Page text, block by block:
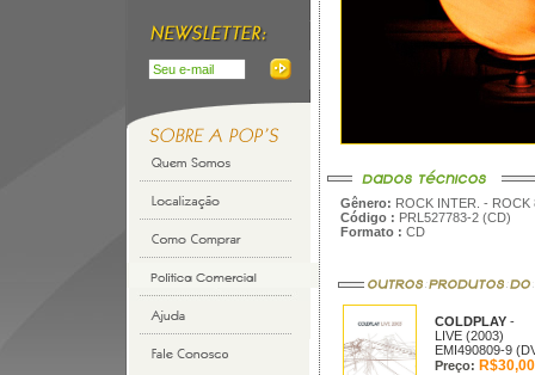
Gênero: ROCK INTER. - ROCK
Código : PRL527783-2 (CD)
Formato : CD
COLDPLAY -
LIVE (2003)
EMI490809-9
Preço: R$30,00